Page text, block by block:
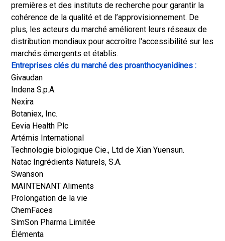
premières et des instituts de recherche pour garantir la
cohérence de la qualité et de l’approvisionnement. De
plus, les acteurs du marché améliorent leurs réseaux de
distribution mondiaux pour accroître l'accessibilité sur les
marchés émergents et établis.
Entreprises clés du marché des proanthocyanidines :
Givaudan
Indena S.p.A.
Nexira
Botaniex, Inc.
Eevia Health Plc
Artémis International
Technologie biologique Cie., Ltd de Xian Yuensun.
Natac Ingrédients Naturels, S.A.
Swanson
MAINTENANT Aliments
Prolongation de la vie
ChemFaces
SimSon Pharma Limitée
Élémenta